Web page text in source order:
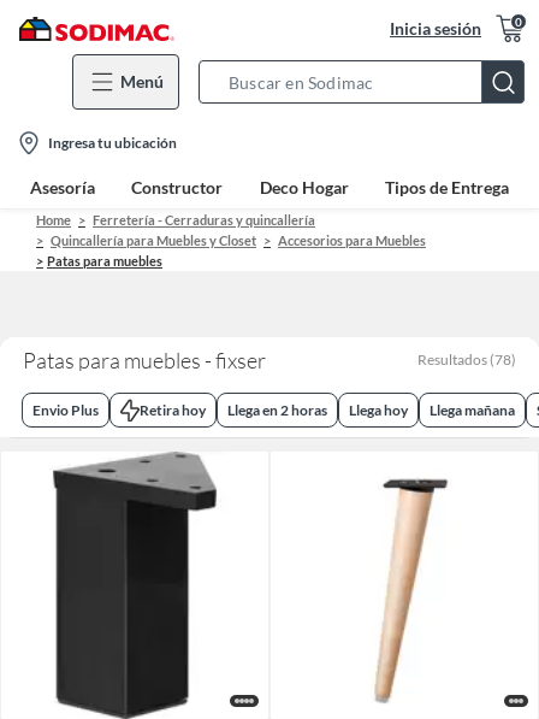
Inicia sesión 0
Menú
Bar
location-
icon
Ingresa tu ubicación
Asesoría Constructor Deco Hogar Tipos de Entrega
Home
Ferretería - Cerraduras y quincallería
Quincallería para Muebles y Closet
Accesorios para Muebles
Patas para muebles
Patas para muebles - fixser Resultados (78)
Envio Plus Retira hoy Llega en 2 horas Llega hoy Llega mañana